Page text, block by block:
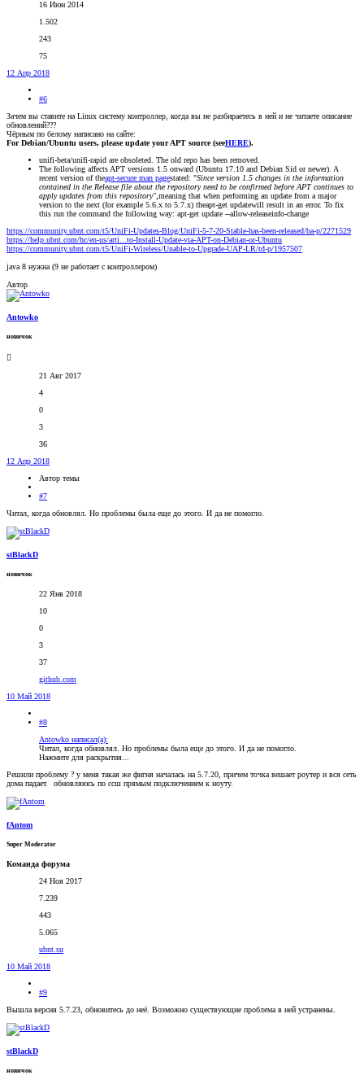
16 Июн 2014
1.502
243
75
12 Апр 2018
#6
Зачем вы ставите на Linux систему контроллер, когда вы не разбираетесь в ней и не читаете описание
обновлений???
Чёрным по белому написано на сайте:
For Debian/Ubuntu users, please update your APT source (seeHERE).
unifi-beta/unifi-rapid are obsoleted. The old repo has been removed.
The following affects APT versions 1.5 onward (Ubuntu 17.10 and Debian Sid or newer). A
recent version of theapt-secure man pagestated: "Since version 1.5 changes in the information
contained in the Release file about the repository need to be confirmed before APT continues to
apply updates from this repository", meaning that when performing an update from a major
version to the next (for example 5.6.x to 5.7.x) theapt-get updatewill result in an error. To fix
this run the command the following way: apt-get update --allow-releaseinfo-change
https://community.ubnt.com/t5/UniFi-Updates-Blog/UniFi-5-7-20-Stable-has-been-released/ba-p/2271529
https://help.ubnt.com/hc/en-us/arti...to-Install-Update-via-APT-on-Debian-or-Ubuntu
https://community.ubnt.com/t5/UniFi-Wireless/Unable-to-Upgrade-UAP-LR/td-p/1957507
java 8 нужна (9 не работает с контроллером)
Автор
Antowko
новичок
21 Авг 2017
4
0
3
36
12 Апр 2018
Автор темы
#7
Читал, когда обновлял. Но проблемы была еще до этого. И да не помогло.
stBlackD
новичок
22 Янв 2018
10
0
3
37
github.com
10 Май 2018
#8
Antowko написал(а):
Читал, когда обновлял. Но проблемы была еще до этого. И да не помогло.
Нажмите для раскрытия...
Решили проблему ? у меня такая же фигня началась на 5.7.20, причем точка вешает роутер и вся сеть
дома падает.
обновляюсь по ссш прямым подключением к ноуту.
fAntom
Super Moderator
Команда форума
24 Ноя 2017
7.239
443
5.065
ubnt.su
10 Май 2018
#9
Вышла версия 5.7.23, обновитесь до неё. Возможно существующие проблема в ней устранены.
stBlackD
новичок